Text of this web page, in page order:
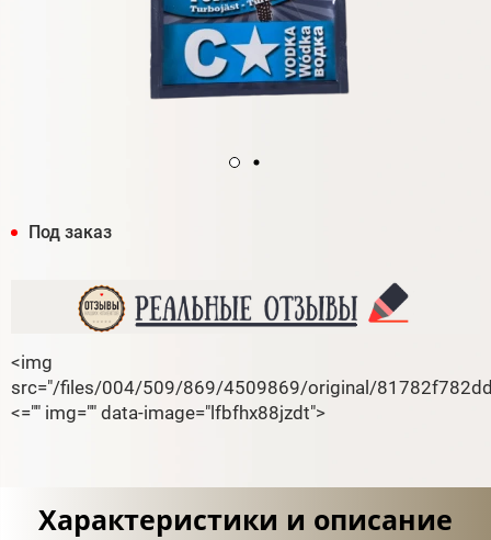
Под заказ
<img
src="/files/004/509/869/4509869/original/
<="" img="" data-image="lfbfhx88jzdt">
Характеристики и описание